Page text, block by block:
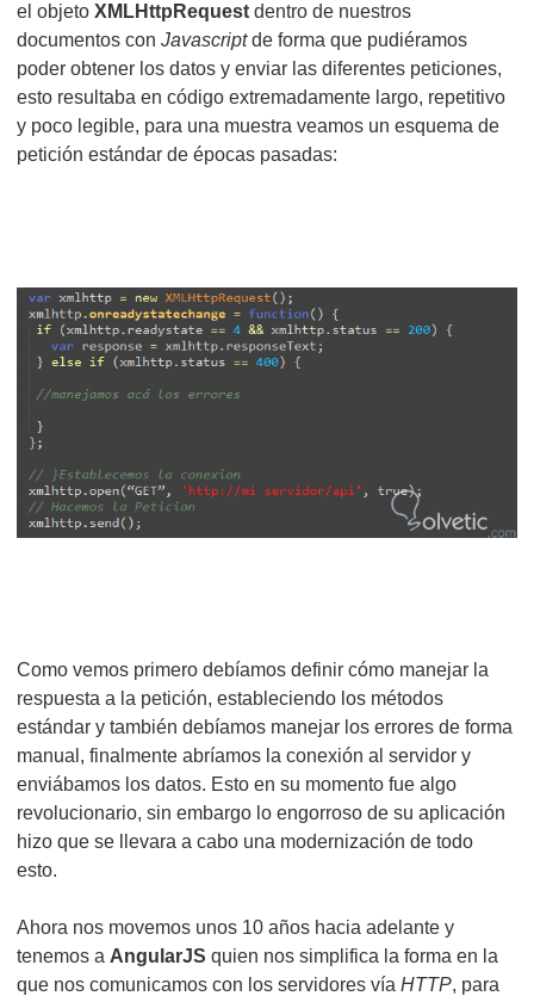
el objeto XMLHttpRequest dentro de nuestros
documentos con Javascriptde forma que pudiéramos
poder obtener los datos y enviar las diferentes peticiones,
esto resultaba en código extremadamente largo, repetitivo
y poco legible, para una muestra veamos un esquema de
petición estándar de épocas pasadas:
Como vemos primero debíamos definir cómo manejar la
respuesta a la petición, estableciendo los métodos
estándar y también debíamos manejar los errores de forma
manual, finalmente abríamos la conexión al servidor y
enviábamos los datos. Esto en su momento fue algo
revolucionario, sin embargo lo engorroso de su aplicación
hizo que se llevara a cabo una modernización de todo
esto.
Ahora nos movemos unos 10 años hacia adelante y
tenemos a AngularJS quien nos simplifica la forma en la
que nos comunicamos con los servidores vía HTTP, para